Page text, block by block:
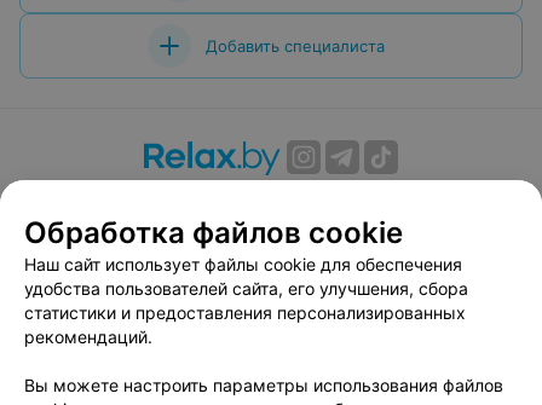
Добавить специалиста
Вакансии
Публичный договор
Способы оплаты
Публичный договор по использованию сервиса
«Афиша»
Пользовательское соглашение
Связаться по вопросам сотрудничества
Обработка файлов cookie
Наш сайт использует файлы cookie для обеспечения
удобства пользователей сайта, его улучшения, сбора
статистики и предоставления персонализированных
рекомендаций.
Вы можете настроить параметры использования файлов